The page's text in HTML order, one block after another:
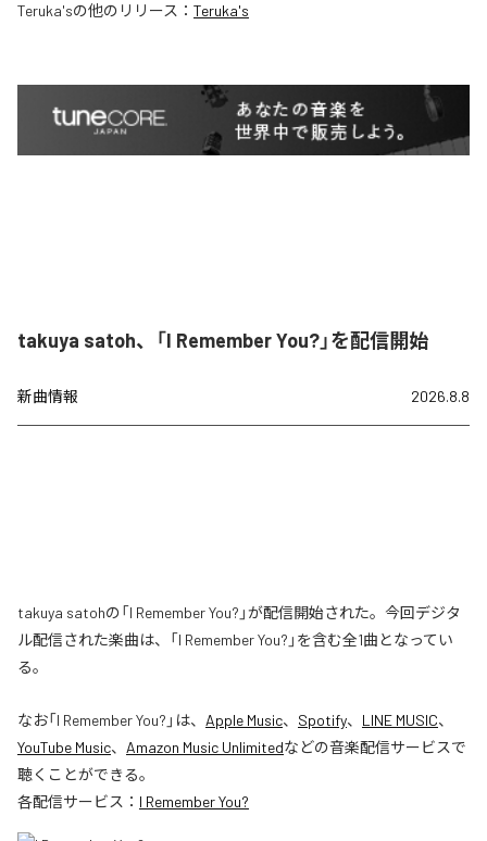
Teruka'sの他のリリース： Teruka's
takuya satoh、「I Remember You?」を配信開始
新曲情報 2026.8.8
takuya satohの「I Remember You?」が配信開始された。今回デジタ
ル配信された楽曲は、「I Remember You?」を含む全1曲となってい
る。
なお「I Remember You? 」は、 Apple Music、 Spotify、 LINE MUSIC、
YouTube Music、 Amazon Music Unlimitedなどの音楽配信サービスで
聴くことができる。
各配信サービス： I Remember You?